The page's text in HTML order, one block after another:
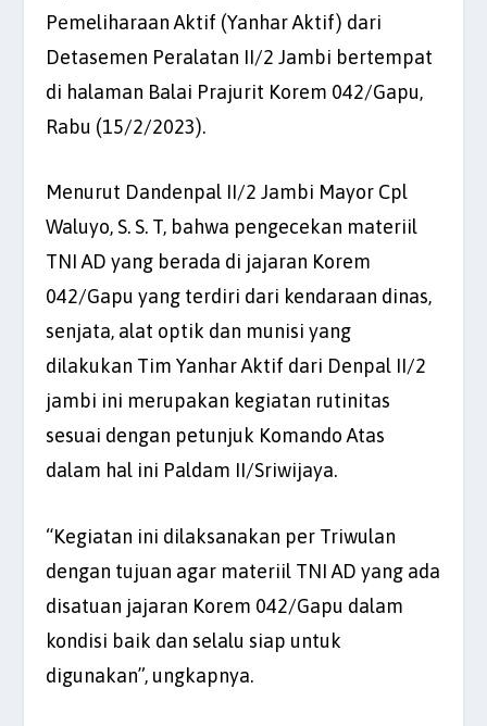
Pemeliharaan Aktif (Yanhar Aktif) dari
Detasemen Peralatan II/2 Jambi bertempat
di halaman Balai Prajurit Korem 042/Gapu,
Rabu (15/2/2023).
Menurut Dandenpal II/2 Jambi Mayor Cpl
Waluyo, S. S. T, bahwa pengecekan materiil
TNI AD yang berada di jajaran Korem
042/Gapu yang terdiri dari kendaraan dinas,
senjata, alat optik dan munisi yang
dilakukan Tim Yanhar Aktif dari Denpal II/2
jambi ini merupakan kegiatan rutinitas
sesuai dengan petunjuk Komando Atas
dalam hal ini Paldam II/Sriwijaya.
“Kegiatan ini dilaksanakan per Triwulan
dengan tujuan agar materiil TNI AD yang ada
disatuan jajaran Korem 042/Gapu dalam
kondisi baik dan selalu siap untuk
digunakan”, ungkapnya.